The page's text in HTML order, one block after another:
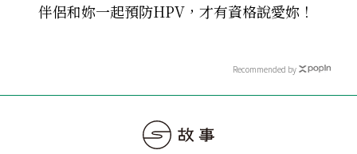
伴侶和妳一起預防HPV，才有資格說愛妳！
Recommended by